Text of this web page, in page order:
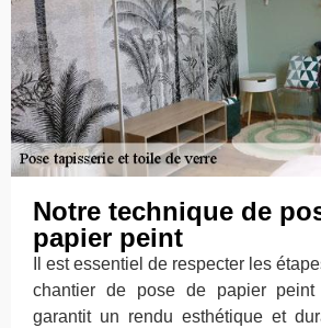
Notre technique de
papier peint
Il est essentiel de respecter les
chantier de pose de papier
garantit un rendu esthétique et